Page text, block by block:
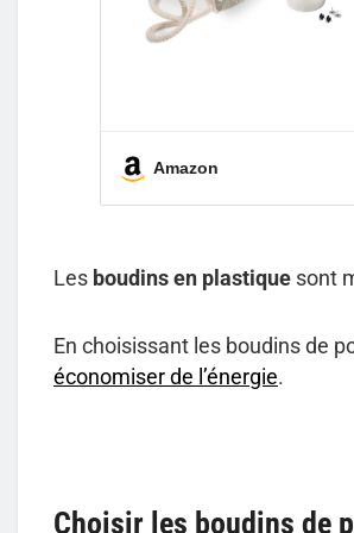
Amazon
Les boudins en plastique sont
En choisissant les boudins de
économiser de l’énergie.
Choisir les boudins de